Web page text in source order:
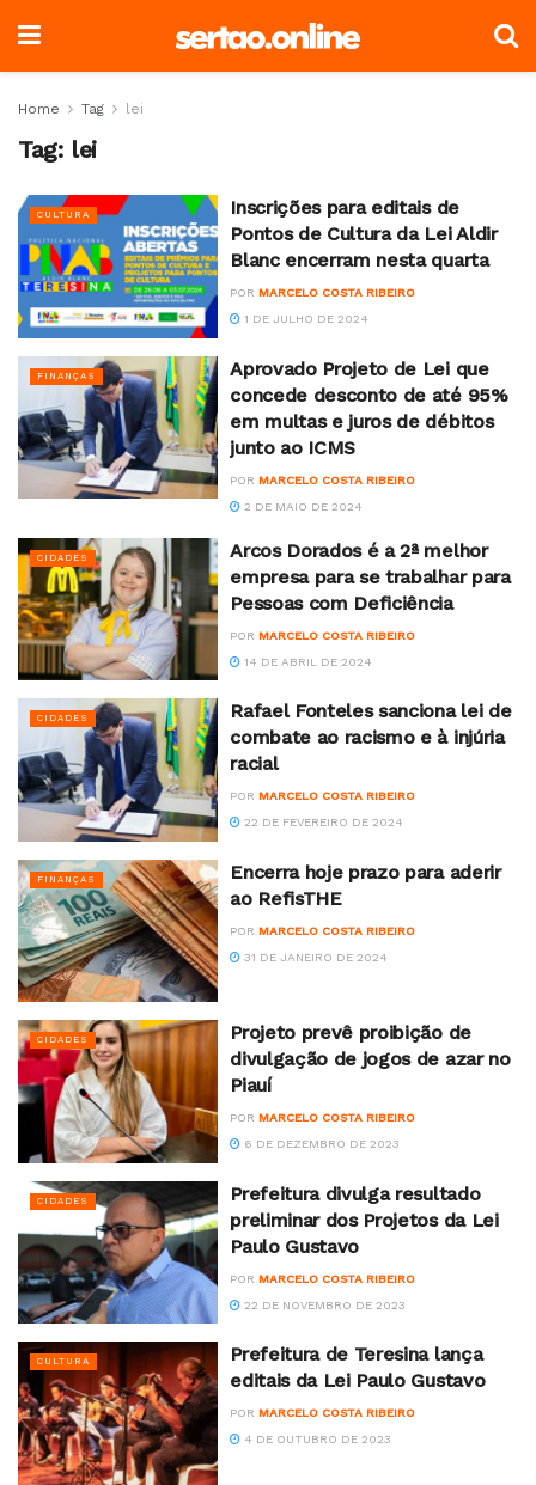
Home Tag lei
Tag: lei
CULTURA
Inscrições para editais de
Pontos de Cultura da Lei Aldir
Blanc encerram nesta quarta
POR MARCELO COSTA RIBEIRO
1 DE JULHO DE 2024
FINANÇAS
Aprovado Projeto de Lei que
concede desconto de até 95%
em multas e juros de débitos
junto ao ICMS
POR MARCELO COSTA RIBEIRO
2 DE MAIO DE 2024
CIDADES
Arcos Dorados é a 2ª melhor
empresa para se trabalhar para
Pessoas com Deficiência
POR MARCELO COSTA RIBEIRO
14 DE ABRIL DE 2024
CIDADES
Rafael Fonteles sanciona lei de
combate ao racismo e à injúria
racial
POR MARCELO COSTA RIBEIRO
22 DE FEVEREIRO DE 2024
FINANÇAS
Encerra hoje prazo para aderir
ao RefisTHE
POR MARCELO COSTA RIBEIRO
31 DE JANEIRO DE 2024
CIDADES
Projeto prevê proibição de
divulgação de jogos de azar no
Piauí
POR MARCELO COSTA RIBEIRO
6 DE DEZEMBRO DE 2023
CIDADES
Prefeitura divulga resultado
preliminar dos Projetos da Lei
Paulo Gustavo
POR MARCELO COSTA RIBEIRO
22 DE NOVEMBRO DE 2023
CULTURA
Prefeitura de Teresina lança
editais da Lei Paulo Gustavo
POR MARCELO COSTA RIBEIRO
4 DE OUTUBRO DE 2023